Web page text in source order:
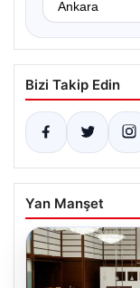
Bizi Takip Edin
Yan Manşet